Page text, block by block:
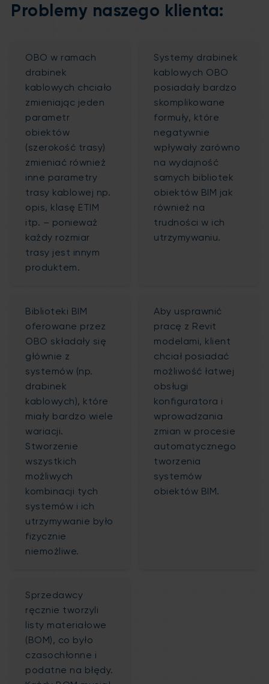
Problemy naszego klienta:
OBO w ramach
drabinek
kablowych chciało
zmieniając jeden
parametr
obiektów
(szerokość trasy)
zmieniać również
inne parametry
trasy kablowej np.
opis, klasę ETIM
itp. – ponieważ
każdy rozmiar
trasy jest innym
produktem.
Systemy drabinek
kablowych OBO
posiadały bardzo
skomplikowane
formuły, które
negatywnie
wpływały zarówno
na wydajność
samych bibliotek
obiektów BIM jak
również na
trudności w ich
utrzymywaniu.
Biblioteki BIM
oferowane przez
OBO składały się
głównie z
systemów (np.
drabinek
kablowych), które
miały bardzo wiele
wariacji.
Stworzenie
wszystkich
możliwych
kombinacji tych
systemów i ich
utrzymywanie było
fizycznie
niemożliwe.
Aby usprawnić
pracę z Revit
modelami, klient
chciał posiadać
możliwość łatwej
obsługi
konfiguratora i
wprowadzania
zmian w procesie
automatycznego
tworzenia
systemów
obiektów BIM.
Sprzedawcy
ręcznie tworzyli
listy materiałowe
(BOM), co było
czasochłonne i
podatne na błędy.